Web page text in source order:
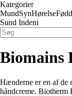
Kategorier
MundSynHørelse
Sund Indeni
Biomains
Hænderne er en af de
håndcreme. Biotherm